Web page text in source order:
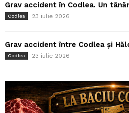
Grav accident în Codlea. Un
Codlea 23 iulie 2026
Grav accident între Codlea și
Codlea 23 iulie 2026